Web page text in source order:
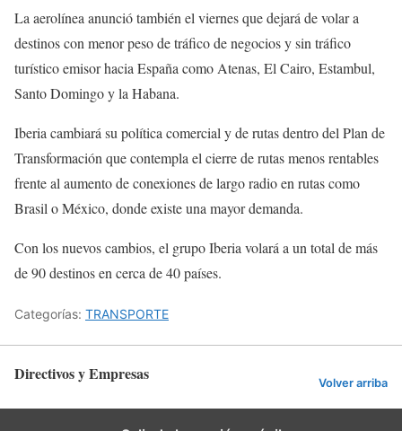
La aerolínea anunció también el viernes que dejará de volar a
destinos con menor peso de tráfico de negocios y sin tráfico
turístico emisor hacia España como Atenas, El Cairo, Estambul,
Santo Domingo y la Habana.
Iberia cambiará su política comercial y de rutas dentro del Plan de
Transformación que contempla el cierre de rutas menos rentables
frente al aumento de conexiones de largo radio en rutas como
Brasil o México, donde existe una mayor demanda.
Con los nuevos cambios, el grupo Iberia volará a un total de más
de 90 destinos en cerca de 40 países.
Categorías: TRANSPORTE
Directivos y Empresas Volver arriba